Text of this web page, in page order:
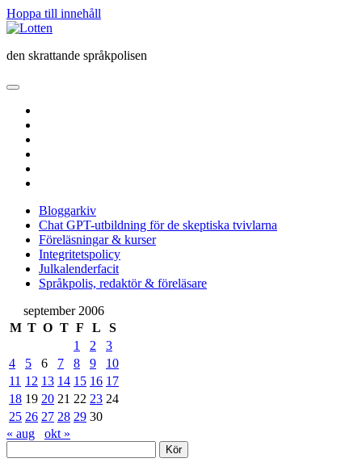
Hoppa till innehåll
Lotten
den skrattande språkpolisen
öppna
meny
Bloggarkiv
Chat GPT-utbildning för de skeptiska tvivlarna
Föreläsningar & kurser
Integritetspolicy
Julkalenderfacit
Språkpolis, redaktör & föreläsare
Sidopanel
september 2006
M T O T F L
S
1
2
3
4
5 6 7 8 9
10
11 12 13 14 15 16 17
18 19 20 21 22 23 24
25 26 27 28 29 30
« aug
okt »